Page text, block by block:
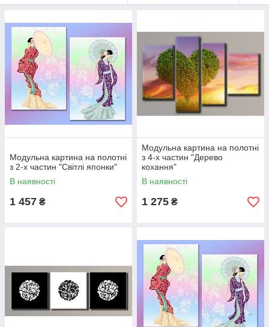
Модульна картина на полотні
з 2-х частин "Світлі японки"
В наявності
1 457 ₴
Модульна картина на полотні
з 4-х частин "Дерево
кохання"
В наявності
1 275 ₴